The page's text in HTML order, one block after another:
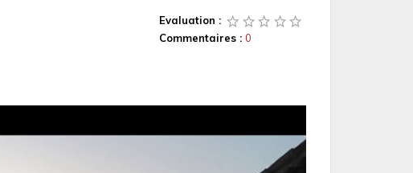
Evaluation :
Commentaires : 0